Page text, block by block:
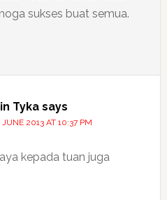
sukses buat semua.
Tyka says
JUNE 2013 AT 10:37 PM
kepada tuan juga